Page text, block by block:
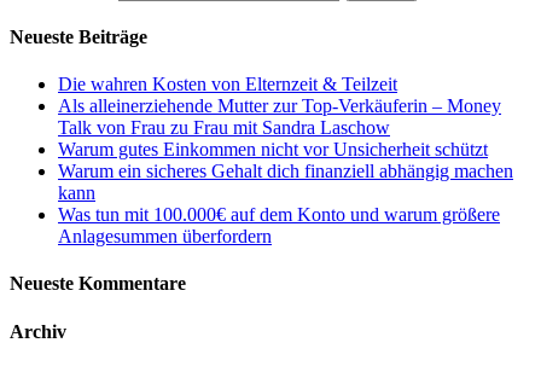
Neueste Beiträge
Die wahren Kosten von Elternzeit & Teilzeit
Als alleinerziehende Mutter zur Top-Verkäuferin – Money
Talk von Frau zu Frau mit Sandra Laschow
Warum gutes Einkommen nicht vor Unsicherheit schützt
Warum ein sicheres Gehalt dich finanziell abhängig machen
kann
Was tun mit 100.000€ auf dem Konto und warum größere
Anlagesummen überfordern
Neueste Kommentare
Archiv